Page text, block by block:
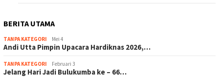
BERITA UTAMA
TANPA KATEGORI Mei 4
Andi Utta Pimpin Upacara Hardiknas 2026,…
TANPA KATEGORI Februari 3
Jelang Hari Jadi Bulukumba ke – 66…